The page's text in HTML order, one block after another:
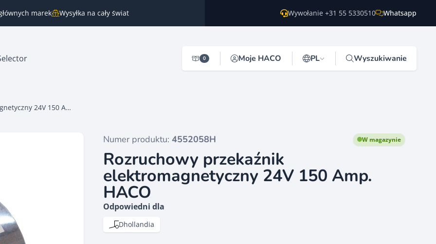
marek Wysyłka na cały świat Wywołanie +31 55 5330510 Whatsapp
0 Moje HACO PL Wyszukiwanie
Rozruchowy przekaźnik elektromagnetyczny 24V 150 Amp. HACO
Numer produktu: 4552058H W magazynie
Rozruchowy przekaźnik
elektromagnetyczny 24V 150 Amp.
HACO
Odpowiedni dla
Dhollandia